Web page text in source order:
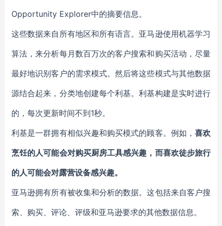
Opportunity Explorer中的摘要信息。
这些数据来自所有地区和所有语言。亚马逊使用机器学习
算法 ，来分析每月数百万次的客户搜索和购买活动， 尽量
最好地识别客户的需求模式。然后将这些模式与其他数据
源结合起来，分类地创建每个利基。利基构建是实时进行
的，每次更新时间不到1秒。
利基是一群拥有相似兴趣和购买模式的顾客。例如， 喜欢
烹饪的人可能会对购买厨房工具感兴趣，而喜欢徒步旅行
的人可能会对露营设备感兴趣。
亚马逊拥有所有被收集和分析的数据。这包括来自客户搜
索、购买、评论、评级和亚马逊要求的其他数据信息。